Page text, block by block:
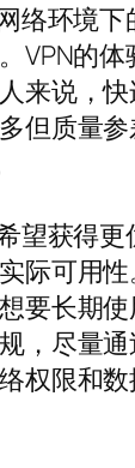
络环境
VPN的
来说，
但质量
获得
可用
要长期
，尽量
权限和